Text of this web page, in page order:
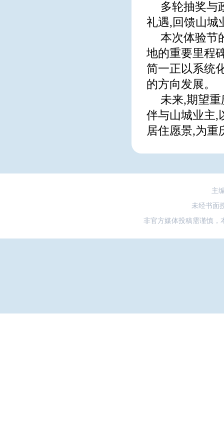
多轮抽奖与
礼遇,回馈山城
本次体验节
地的重要里程
简一正以系统
的方向发展。
未来,期望
伴与山城业主,
居住愿景,为重
主
未经书面
非官方媒体投稿需谨慎，